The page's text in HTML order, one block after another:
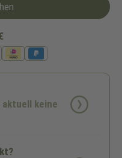
keine